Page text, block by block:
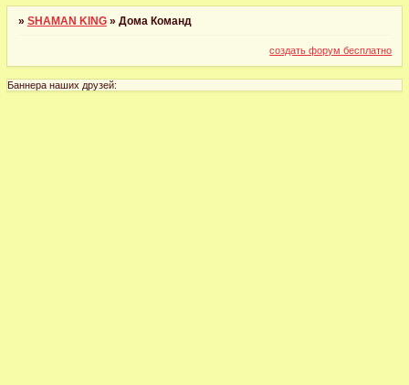
» SHAMAN KING » Дома Команд
создать форум бесплатно
Баннера наших друзей: